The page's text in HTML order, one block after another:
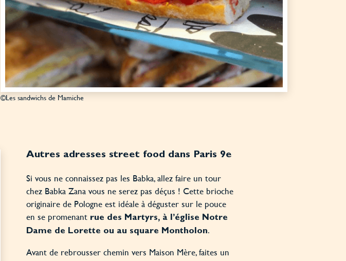
©Les sandwichs de Mamiche
Autres adresses street food dans Paris 9e
Si vous ne connaissez pas les Babka, allez faire un tour
chez Babka Zana vous ne serez pas déçus ! Cette brioche
originaire de Pologne est idéale à déguster sur le pouce
en se promenant rue des Martyrs, à l’église Notre
Dame de Lorette ou au square Montholon.
Avant de rebrousser chemin vers Maison Mère, faites un